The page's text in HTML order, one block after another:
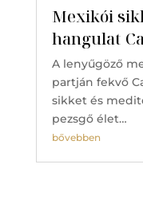
Mexikói
hangulat
A lenyűgöző
partján fekvő
sikket és
pezsgő élet…
bővebben